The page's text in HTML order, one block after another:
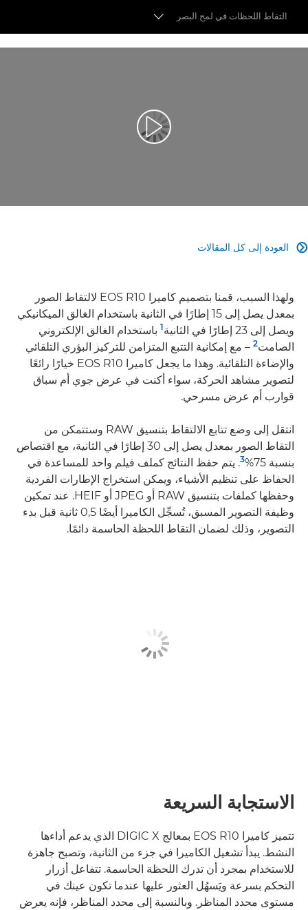
التقاط اللحظات في لمح البصر
أكثر وضوحًا
تشغيل الفيديو
العودة إلى كل المقالات 
ولهذا السبب، قمنا بتصميم كاميرا EOS R10 لالتقاط الصور
بمعدل يصل إلى 15 إطارًا في الثانية باستخدام الغالق الميكانيكي
ويصل إلى 23 إطارًا في الثانية
1 باستخدام الغالق الإلكتروني
الصامت2 – مع إمكانية التتبع المتزامن للتركيز البؤري التلقائي
والإضاءة التلقائية. وهذا ما يجعل كاميرا EOS R10 خيارًا رائعًا
لتصوير مشاهد الحركة، سواء أكنت في عرض جوي أم سباق
قوارب أم عرض مسرحي.
انتقل إلى وضع تتابع الالتقاط بتنسيق RAW وستتمكن من
التقاط الصور بمعدل يصل إلى 30 إطارًا في الثانية، مع اقتصاص
بنسبة 75%
3. يتم حفظ النتائج كملف فيلم واحد للمساعدة في
الحفاظ على تنظيم الأشياء، ويمكن استخراج الإطارات الفردية
وحفظها كملفات بتنسيق RAW أو JPEG أو HEIF. عند تمكين
وظيفة التصوير المسبق، تُسجِّل الكاميرا أيضًا 0,5 ثانية قبل بدء
التصوير، وذلك لضمان التقاط اللحظة الحاسمة دائمًا.
الاستجابة السريعة
تتميز كاميرا EOS R10 بمعالج DIGIC X الذي يدعم أداءها
النشط. يبدأ تشغيل الكاميرا في جزء من الثانية، وتصبح جاهزة
للاستخدام بمجرد أن تدرك اللحظة الحاسمة. تتفاعل أزرار
التحكم بسرعة ويَسهُل العثور عليها عندما تكون عينك في
مستوى محدد المناظر. وبالنسبة إلى محدد المناظر، فإنه يعرض